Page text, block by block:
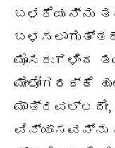
ಬಳಕೆಯನ್ನು
ಮೊಸರುಗಳಿಂದ
ಮೇಲೋಗರಕ್ಕೆ
ವಿನ್ಯಾಸವನ್ನು